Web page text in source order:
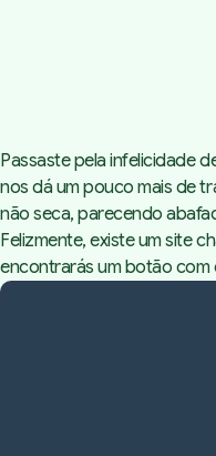
Passaste pela infelicidade
nos dá um pouco mais de
não seca, parecendo
Felizmente, existe um site
encontrarás um botão com